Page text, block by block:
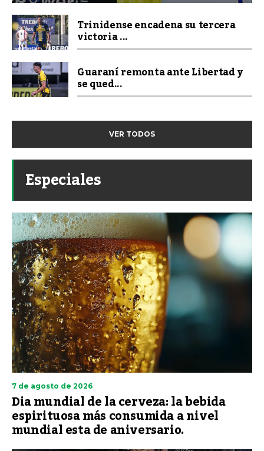
Trinidense encadena su tercera
victoria ...
Guaraní remonta ante Libertad y
se qued...
VER TODOS
Especiales
7 de agosto de 2026
Dia mundial de la cerveza: la bebida
espirituosa más consumida a nivel
mundial esta de aniversario.